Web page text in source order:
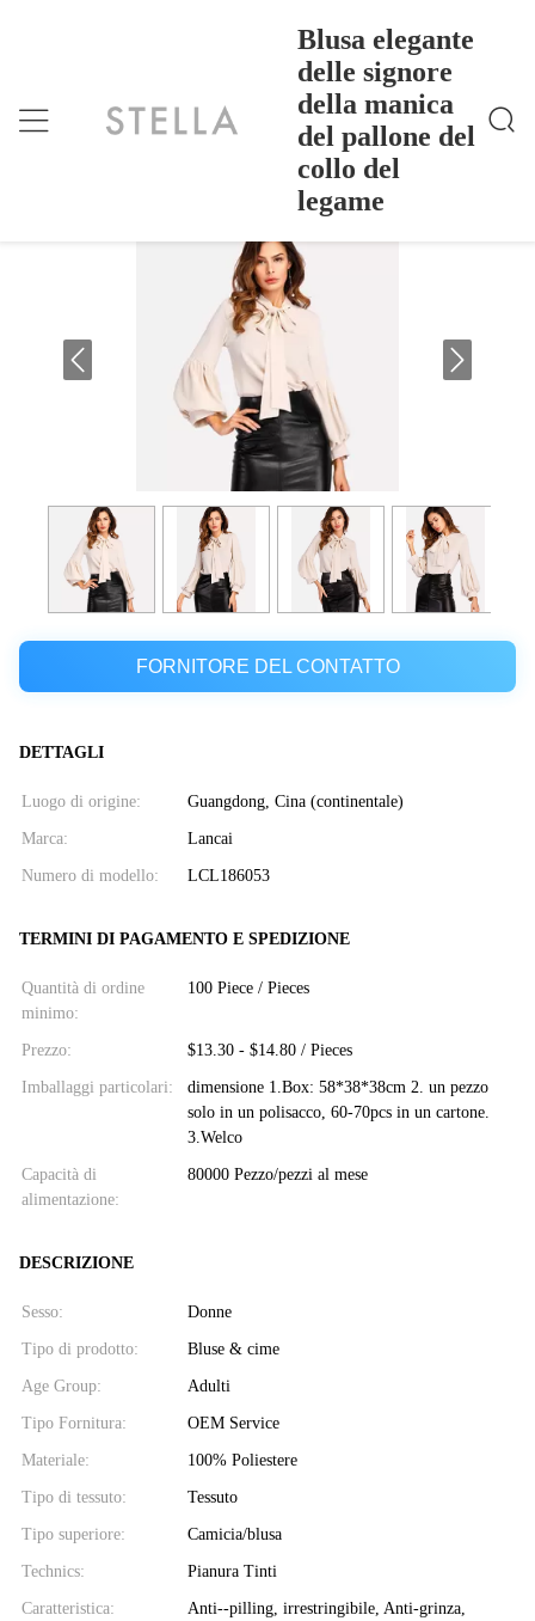
Blusa elegante
delle signore
della manica
del pallone del
collo del
legame
Casa> Products> Blusa Elegante Delle Signore Della Manica Del Pallo
Ne Del Collo Del Legame
Blusa elegante delle signore della
manica del pallone del collo del legame
FORNITORE DEL CONTATTO
DETTAGLI
Luogo di origine: Guangdong, Cina (continentale)
Marca: Lancai
Numero di modello: LCL186053
TERMINI DI PAGAMENTO E SPEDIZIONE
Quantità di ordine
minimo:
100 Piece / Pieces
Prezzo: $13.30 - $14.80 / Pieces
Imballaggi particolari:
dimensione 1.Box: 58*38*38cm 2. un pezzo
solo in un polisacco, 60-70pcs in un cartone.
3.Welco
Capacità di
alimentazione:
80000 Pezzo/pezzi al mese
DESCRIZIONE
Sesso: Donne
Tipo di prodotto: Bluse & cime
Age Group: Adulti
Tipo Fornitura: OEM Service
Materiale: 100% Poliestere
Tipo di tessuto: Tessuto
Tipo superiore: Camicia/blusa
Technics: Pianura Tinti
Caratteristica:
Anti--pilling, irrestringibile, Anti-grinza,